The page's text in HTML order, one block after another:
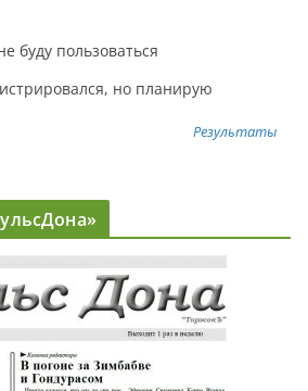
буду пользоваться
но планирую
Результаты